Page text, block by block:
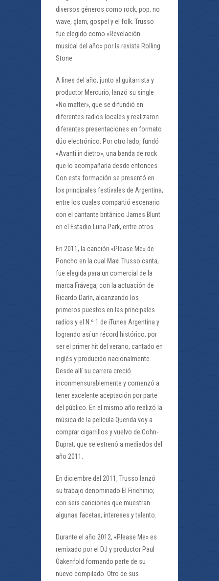
diversos géneros como rock, pop, no
wave, glam, gospel y el folk. Trusso
fue elegido como «Revelación
musical del año» por la revista Rolling
Stone.
A fines del año, junto al guitarrista y
productor Mercurio, lanzó su single
«No matter», que se difundió en
diferentes radios locales y realizaron
diferentes presentaciones en formato
dúo electrónico. Por otro lado, fundó
«Avanti in dietro», una banda de rock
que lo acompañaría desde entonces.
Con esta formación se presentó en
los principales festivales de Argentina,
entre los cuales compartió escenario
con el cantante británico James Blunt
en el Estadio Luna Park, entre otros.
En 2011, la canción «Please Me» de
Poncho en la cual Maxi Trusso canta,
fue elegida para un comercial de la
marca Frávega, con la actuación de
Ricardo Darín, alcanzando los
primeros puestos en las principales
radios y el N.º 1 de iTunes Argentina y
logrando así un récord histórico, por
ser el primer hit del verano, cantado en
inglés y producido nacionalmente.
Desde allí su carrera creció
inconmensurablemente y comenzó a
tener excelente aceptación por parte
del público. En el mismo año realizó la
música de la película Querida voy a
comprar cigarrillos y vuelvo de Cohn-
Duprat, que se estrenó a mediados del
año 2011.
En diciembre del 2011, Trusso lanzó
su trabajo denominado El Firichinio;
con seis canciones que muestran
algunas facetas, intereses y talento.
Durante el año 2012, «Please Me» es
remixado por el DJ y productor Paul
Oakenfold formando parte de su
nuevo compilado. Otro de sus